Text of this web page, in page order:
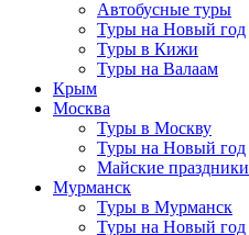
Автобусные туры
Туры на Новый год
Туры в Кижи
Туры на Валаам
Крым
Москва
Туры в Москву
Туры на Новый год
Майские праздники
Мурманск
Туры в Мурманск
Туры на Новый год